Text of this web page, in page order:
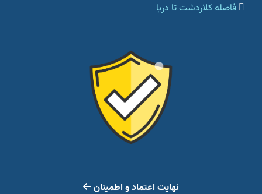
فاصله کلاردشت تا دریا
نهایت اعتماد و اطمینان